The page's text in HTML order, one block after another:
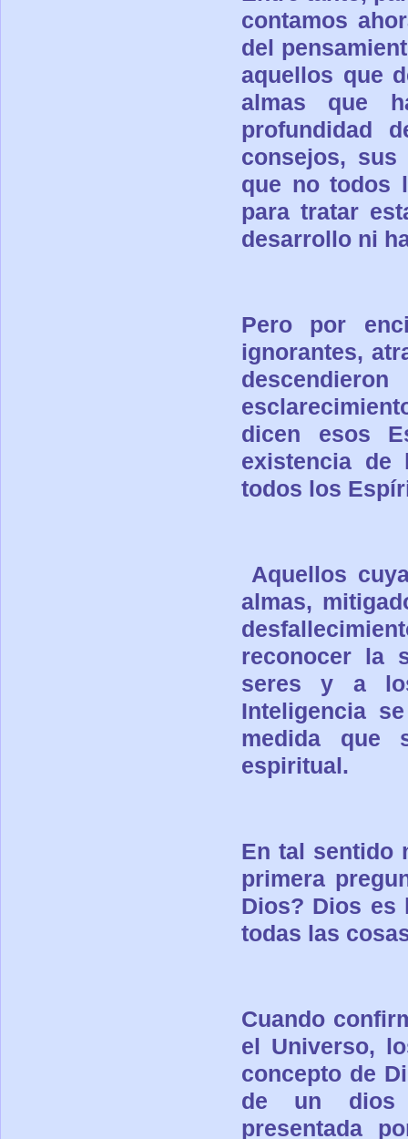
contamos
del
aquellos que
almas que
profundidad
consejos, sus
que no todos
para tratar
desarrollo ni
Pero por
ignorantes,
descendieron
dicen esos
existencia de
todos los
Aquellos
almas,
reconocer la
seres y a
Inteligencia
medida que
espiritual.
En tal sentido
primera
Dios? Dios es
todas las
Cuando
el Universo,
concepto de
de
un dios
presentada